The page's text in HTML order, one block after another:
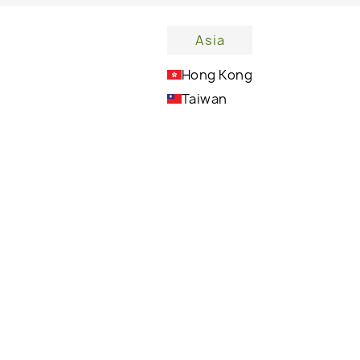
Asia
Hong Kong
Taiwan
Öl entscheiden?